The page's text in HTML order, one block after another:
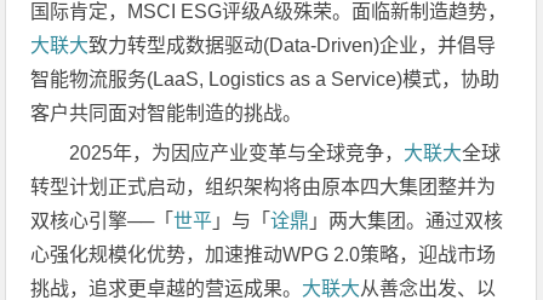
国际肯定，MSCI ESG评级A级殊荣。面临新制造趋势，
大联大致力转型成数据驱动(Data-Driven)企业，并倡导
智能物流服务(LaaS, Logistics as a Service)模式，协助
客户共同面对智能制造的挑战。
2025年，为因应产业变革与全球竞争， 大联大全球
转型计划正式启动，组织架构将由原本四大集团整并为
双核心引擎──「世平 」与「诠鼎 」两大集团。通过双核
心强化规模化优势，加速推动WPG 2.0策略，迎战市场
挑战，追求更卓越的营运成果。 大联大从善念出发、以